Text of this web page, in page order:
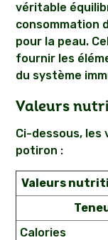
véritable
consommation
pour la peau.
fournir les
du système
Valeurs
Ci-dessous, les
potiron :
Valeurs
Calories